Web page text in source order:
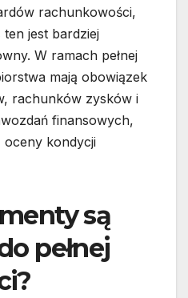
rachunkowości,
jest bardziej
W ramach pełnej
mają obowiązek
rachunków zysków i
finansowych,
oceny kondycji
są
pełnej